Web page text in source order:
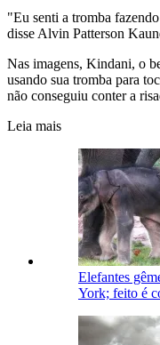
"Eu senti a tromba
disse Alvin Patterson
Nas imagens, Kindani, o
usando sua tromba para
não conseguiu conter a
Leia mais
Elefantes
York; feito é